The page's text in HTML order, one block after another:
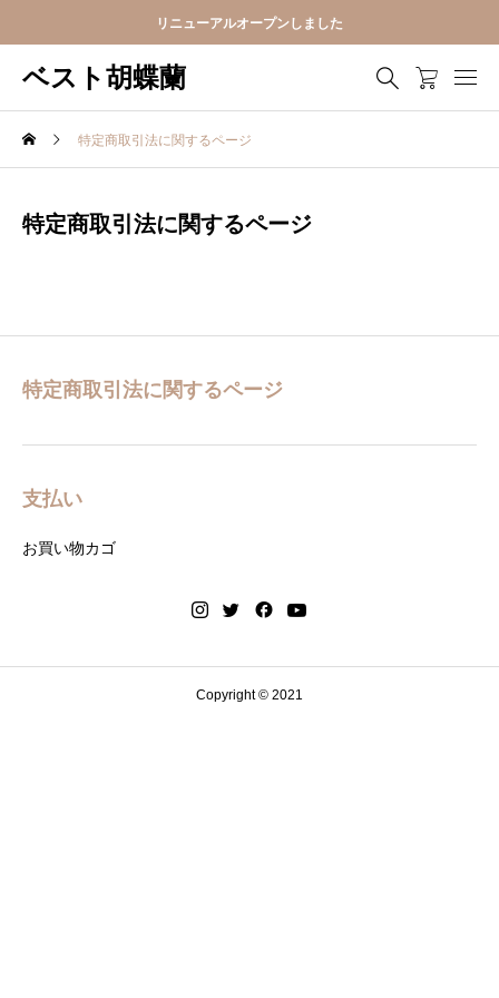
リニューアルオープンしました
ベスト胡蝶蘭
特定商取引法に関するページ
特定商取引法に関するページ
特定商取引法に関するページ
支払い
お買い物カゴ
Copyright © 2021